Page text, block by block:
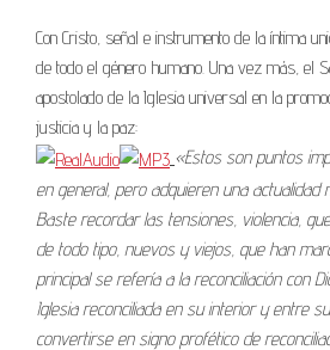
Con Cristo, señal e instrumento de la íntima
de todo el género humano. Una vez más, el
apostolado de la Iglesia universal en la
justicia y la paz:
«Estos son puntos
en general, pero adquieren una actualidad
Baste recordar las tensiones, violencia,
de todo tipo, nuevos y viejos, que han
principal se refería a la reconciliación con
Iglesia reconciliada en su interior y entre
convertirse en signo profético de